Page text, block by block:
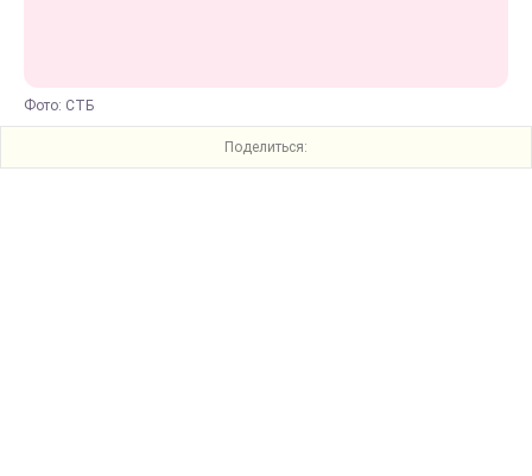
Фото: СТБ
Поделиться: